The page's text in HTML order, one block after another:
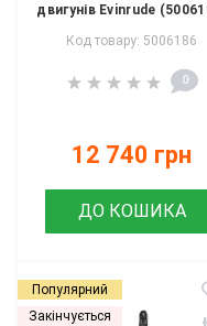
двигунів Evinrude
Код товару: 5006186
0
12 740 грн
ДО КОШИКА
Популярний
Закінчується